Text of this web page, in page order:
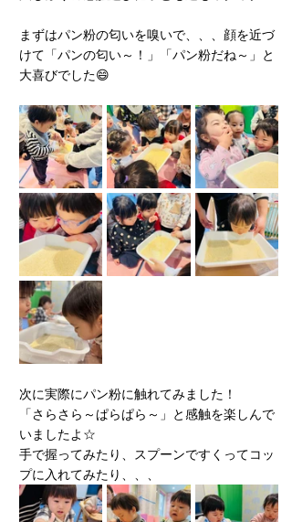
まずはパン粉の匂いを嗅いで、、、顔を近づ
けて「パンの匂い～！」「パン粉だね～」と
大喜びでした😄
次に実際にパン粉に触れてみました！
「さらさら～ぱらぱら～」と感触を楽しんで
いましたよ☆
手で握ってみたり、スプーンですくってコッ
プに入れてみたり、、、